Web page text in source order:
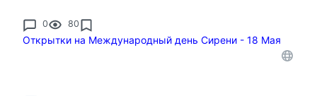
0 80
Открытки на Международный день Сирени - 18 Мая